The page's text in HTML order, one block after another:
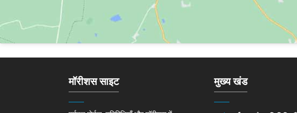
मॉरीशस साइट मुख्य खंड